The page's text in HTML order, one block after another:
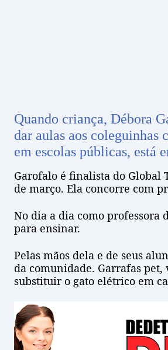
Quando criança, Débora
dar aulas aos coleguinhas
em escolas públicas, está
Garofalo é finalista do Global
de março. Ela concorre com
No dia a dia como professora
para ensinar.
Pelas mãos dela e de seus
da comunidade. Garrafas
substituir o gato elétrico em